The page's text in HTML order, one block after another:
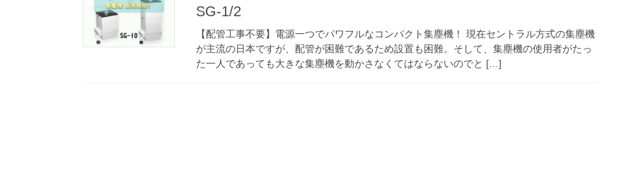
SG-1/2
【配管工事不要】電源一つでパワフルなコンパクト集塵機！ 現在セントラル方式の集塵機
が主流の日本ですが、配管が困難であるため設置も困難。そして、集塵機の使用者がたっ
た一人であっても大きな集塵機を動かさなくてはならないのでと […]